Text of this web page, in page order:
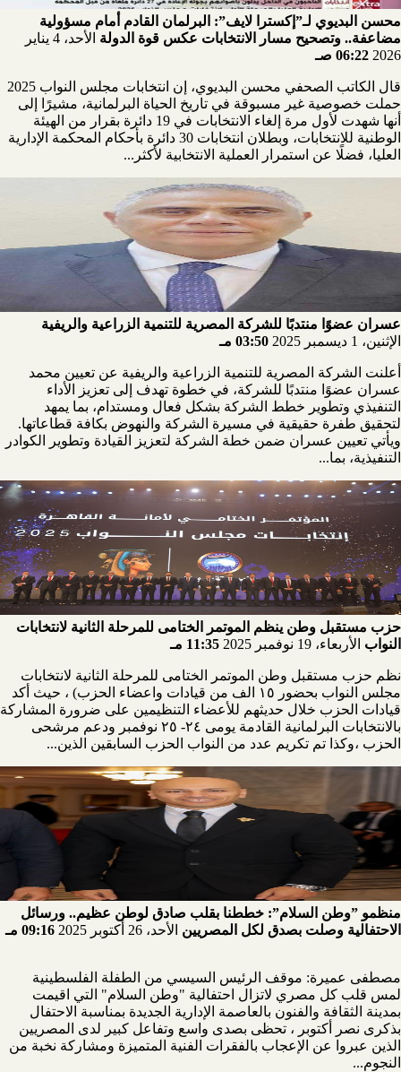
محسن البديوي لـ”إكسترا لايف”: البرلمان القادم أمام مسؤولية
مضاعفة.. وتصحيح مسار الانتخابات عكس قوة الدولة
الأحد، 4 يناير
2026 06:22 صـ
قال الكاتب الصحفي محسن البديوي، إن انتخابات مجلس النواب 2025
حملت خصوصية غير مسبوقة في تاريخ الحياة البرلمانية، مشيرًا إلى
أنها شهدت لأول مرة إلغاء الانتخابات في 19 دائرة بقرار من الهيئة
الوطنية للانتخابات، وبطلان انتخابات 30 دائرة بأحكام المحكمة الإدارية
العليا، فضلًا عن استمرار العملية الانتخابية لأكثر...
عسران عضوًا منتدبًا للشركة المصرية للتنمية الزراعية والريفية
الإثنين، 1 ديسمبر 2025
03:50 مـ
أعلنت الشركة المصرية للتنمية الزراعية والريفية عن تعيين محمد
عسران عضوًا منتدبًا للشركة، في خطوة تهدف إلى تعزيز الأداء
التنفيذي وتطوير خطط الشركة بشكل فعال ومستدام، بما يمهد
لتحقيق طفرة حقيقية في مسيرة الشركة والنهوض بكافة قطاعاتها.
ويأتي تعيين عسران ضمن خطة الشركة لتعزيز القيادة وتطوير الكوادر
التنفيذية، بما...
حزب مستقبل وطن ينظم الموتمر الختامى للمرحلة الثانية لانتخابات
النواب الأربعاء، 19 نوفمبر 2025 11:35 مـ
نظم حزب مستقبل وطن الموتمر الختامى للمرحلة الثانية لانتخابات
مجلس النواب بحضور ١٥ الف من قيادات واعضاء الحزب) ، حيث أكد
قيادات الحزب خلال حديثهم للأعضاء التنظيمين على ضرورة المشاركة
بالانتخابات البرلمانية القادمة يومى ٢٤- ٢٥ نوفمبر ودعم مرشحى
الحزب ،وكذا تم تكريم عدد من النواب الحزب السابقين الذين...
منظمو ”وطن السلام”: خططنا بقلب صادق لوطن عظيم.. ورسائل
الاحتفالية وصلت بصدق لكل المصريين الأحد، 26 أكتوبر 2025 09:16 مـ
مصطفى عميرة: موقف الرئيس السيسي من الطفلة الفلسطينية
لمس قلب كل مصري لاتزال احتفالية "وطن السلام" التي اقيمت
بمدينة الثقافة والفنون بالعاصمة الإدارية الجديدة بمناسبة الاحتفال
بذكرى نصر أكتوبر ، تحظى بصدى واسع وتفاعل كبير لدى المصريين
الذين عبروا عن الإعجاب بالفقرات الفنية المتميزة ومشاركة نخبة من
النجوم...